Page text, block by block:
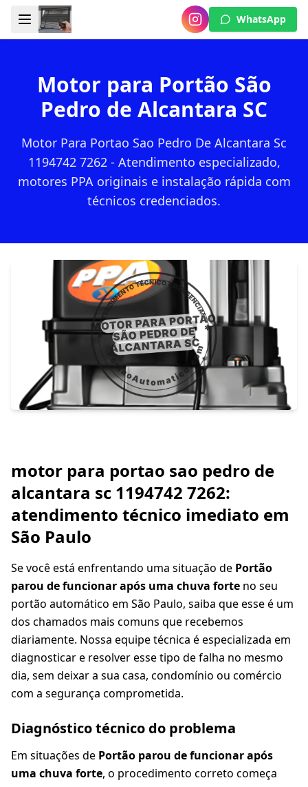
WhatsApp
Motor para Portão São
Pedro de Alcantara SC
Motor Para Portao Sao Pedro De Alcantara Sc
1194742 7262 - Atendimento especializado,
motores PPA originais e instalação rápida com
técnicos credenciados.
motor para portao sao pedro de
alcantara sc 1194742 7262:
atendimento técnico imediato em
São Paulo
Se você está enfrentando uma situação de Portão
parou de funcionar após uma chuva forte no seu
portão automático em São Paulo, saiba que esse é um
dos chamados mais comuns que recebemos
diariamente. Nossa equipe técnica é especializada em
diagnosticar e resolver esse tipo de falha no mesmo
dia, sem deixar a sua casa, condomínio ou comércio
com a segurança comprometida.
Diagnóstico técnico do problema
Em situações de Portão parou de funcionar após
uma chuva forte, o procedimento correto começa